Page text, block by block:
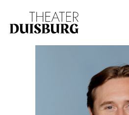
Zur Hauptnavigation springen
Zum Footer springen